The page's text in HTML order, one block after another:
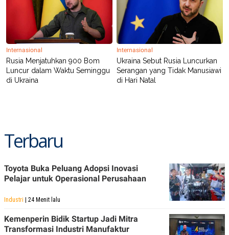
PRIVACY
Internasional
Rusia Menjatuhkan 900 Bom
Luncur dalam Waktu Seminggu
di Ukraina
Internasional
Ukraina Sebut Rusia Luncurkan
Serangan yang Tidak Manusiawi
di Hari Natal
Terbaru
Toyota Buka Peluang Adopsi Inovasi
Pelajar untuk Operasional Perusahaan
Industri | 24 Menit lalu
Kemenperin Bidik Startup Jadi Mitra
Transformasi Industri Manufaktur